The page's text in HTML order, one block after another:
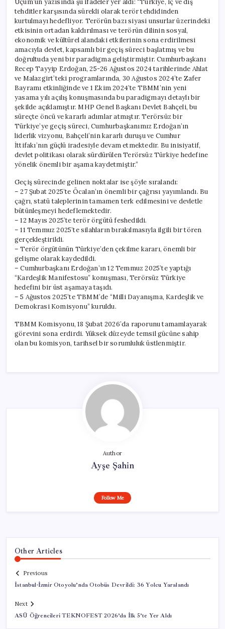
tehditler karşısında sürekli olarak terör tehdidinden
kurtulmayı hedefliyor. Terörün bazı siyasi unsurlar üzerindeki
etkisinin ortadan kaldırılması ve terörün dilinin sosyal,
ekonomik ve kültürel alandaki etkilerinin sona erdirilmesi
amacıyla devlet, kapsamlı bir geçiş süreci başlatmış ve bu
doğrultuda yeni bir paradigma geliştirmiştir. Cumhurbaşkanı
Recep Tayyip Erdoğan, 25-26 Ağustos 2024 tarihlerinde Ahlat
ve Malazgirt’teki programlarında, 30 Ağustos 2024’te Zafer
Bayramı etkinliğinde ve 1 Ekim 2024’te TBMM’nin yeni
yasama yılı açılış konuşmasında bu paradigmayı detaylı bir
şekilde açıklamıştır. MHP Genel Başkanı Devlet Bahçeli, bu
süreçte öncü ve kararlı adımlar atmıştır. Terörsüz bir
Türkiye’ye geçiş süreci, Cumhurbaşkanımız Erdoğan’ın
liderlik vizyonu, Bahçeli’nin kararlı duruşu ve Cumhur
İttifakı’nın güçlü iradesiyle devam etmektedir. Bu inisiyatif,
devlet politikası olarak sürdürülen Terörsüz Türkiye hedefine
yönelik önemli bir aşama kaydetmiştir.”
Geçiş sürecinde gelinen noktalar ise şöyle sıralandı:
– 27 Şubat 2025’te Öcalan’ın önemli bir çağrısı yayımlandı. Bu
çağrı, statü taleplerinin tamamen terk edilmesini ve devletle
bütünleşmeyi hedeflemektedir.
– 12 Mayıs 2025’te terör örgütü feshedildi.
– 11 Temmuz 2025’te silahların bırakılmasıyla ilgili bir tören
gerçekleştirildi.
– Terör örgütünün Türkiye’den çekilme kararı, önemli bir
gelişme olarak kaydedildi.
– Cumhurbaşkanı Erdoğan’ın 12 Temmuz 2025’te yaptığı
“Kardeşlik Manifestosu” konuşması, Terörsüz Türkiye
hedefini bir üst aşamaya taşıdı.
– 5 Ağustos 2025’te TBMM’de “Milli Dayanışma, Kardeşlik ve
Demokrasi Komisyonu” kuruldu.
TBMM Komisyonu, 18 Şubat 2026’da raporunu tamamlayarak
görevini sona erdirdi. Yüksek düzeyde temsil gücüne sahip
olan bu komisyon, tarihsel bir sorumluluk üstlenmiştir.
Author
Ayşe Şahin
Follow Me
Other Articles
Previous
İstanbul-İzmir Otoyolu’nda Otobüs Devrildi: 36 Yolcu Yaralandı
Next
ASÜ Öğrencileri TEKNOFEST 2026’da İlk 5’te Yer Aldı